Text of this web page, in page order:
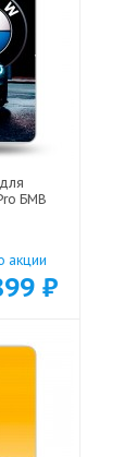
БМВ
акции
₽